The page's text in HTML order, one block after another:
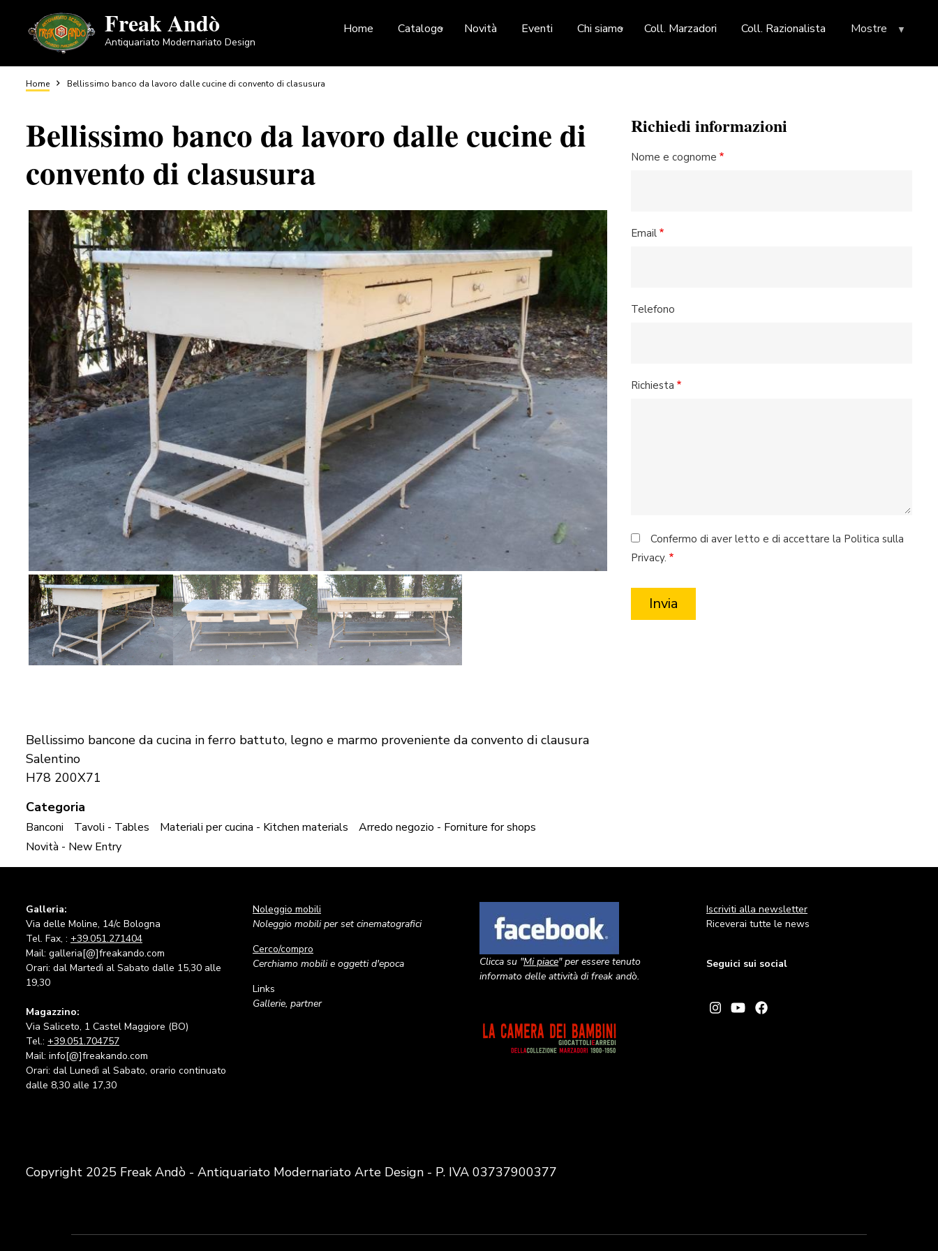
contenuto
principale
Freak Andò
Antiquariato Modernariato Design
Home Catalogo Novità Eventi Chi siamo Coll. Marzadori Coll. Razionalista Mostre
Briciole
di
pane
Home Bellissimo banco da lavoro dalle cucine di convento di clasusura
Bellissimo banco da lavoro dalle cucine di
convento di clasusura
Bellissimo bancone da cucina in ferro battuto, legno e marmo proveniente da convento di clausura
Salentino
H78 200X71
Categoria
Banconi Tavoli - Tables Materiali per cucina - Kitchen materials
Arredo negozio - Forniture for shops
Novità - New Entry
Richiedi informazioni
Nome e cognome
Email
Telefono
Richiesta
Confermo di aver letto e di accettare la Politica sulla
Privacy.
Galleria:
Via delle Moline, 14/c Bologna
Tel. Fax, : +39.051.271404
Mail: galleria[@]freakando.com
Orari: dal Martedì al Sabato dalle 15,30 alle
19,30
Magazzino:
Via Saliceto, 1 Castel Maggiore (BO)
Tel.: +39.051.704757
Mail: info[@]freakando.com
Orari: dal Lunedì al Sabato, orario continuato
dalle 8,30 alle 17,30
Noleggio mobili
Noleggio mobili per set cinematografici
Cerco/compro
Cerchiamo mobili e oggetti d'epoca
Links
Gallerie, partner
Clicca su "Mi piace" per essere tenuto
informato delle attività di freak andò.
Image
Iscriviti alla newsletter
Riceverai tutte le news
Seguici sui social
Copyright 2025 Freak Andò - Antiquariato Modernariato Arte Design - P. IVA 03737900377